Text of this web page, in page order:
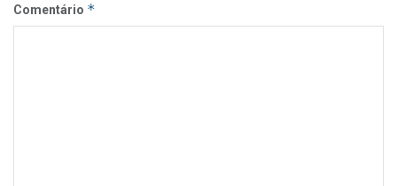
Comentário *